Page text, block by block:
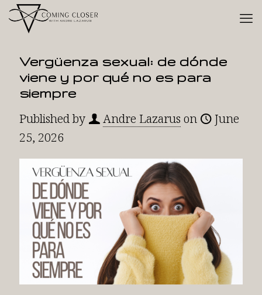
Vergüenza sexual: de dónde
viene y por qué no es para
siempre
Published by Andre Lazarus on
June
25, 2026